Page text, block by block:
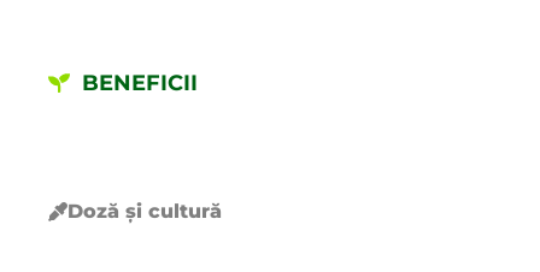
Doză și cultură
BENEFICII